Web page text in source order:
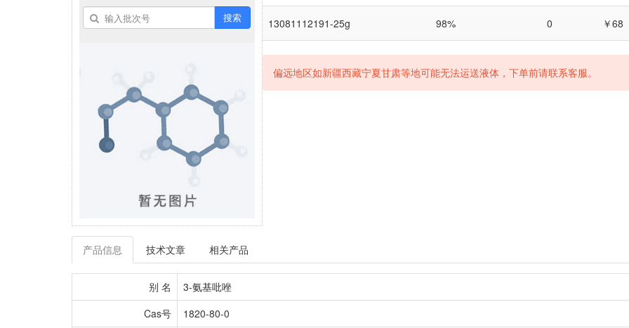
搜索 13081112191-25g 98% 0 ￥68
偏远地区如新疆西藏宁夏甘肃等地可能无法运送液体，下单前请联系客服。
产品信息 技术文章 相关产品
别 名
3-氨基吡唑
Cas号
1820-80-0